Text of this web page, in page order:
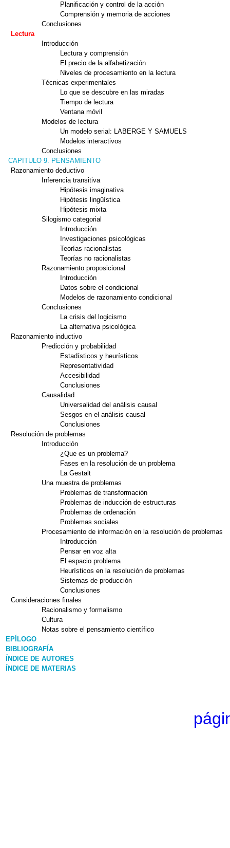
Planificación y control de la acción
Comprensión y memoria de acciones
Conclusiones
Lectura
Introducción
Lectura y comprensión
El precio de la alfabetización
Niveles de procesamiento en la lectura
Técnicas experimentales
Lo que se descubre en las miradas
Tiempo de lectura
Ventana móvil
Modelos de lectura
Un modelo serial: LABERGE Y SAMUELS
Modelos interactivos
Conclusiones
CAPITULO 9. PENSAMIENTO
Razonamiento deductivo
Inferencia transitiva
Hipótesis imaginativa
Hipótesis lingüística
Hipótesis mixta
Silogismo categorial
Introducción
Investigaciones psicológicas
Teorías racionalistas
Teorías no racionalistas
Razonamiento proposicional
Introducción
Datos sobre el condicional
Modelos de razonamiento condicional
Conclusiones
La crisis del logicismo
La alternativa psicológica
Razonamiento inductivo
Predicción y probabilidad
Estadísticos y heurísticos
Representatividad
Accesibilidad
Conclusiones
Causalidad
Universalidad del análisis causal
Sesgos en el análisis causal
Conclusiones
Resolución de problemas
Introducción
¿Que es un problema?
Fases en la resolución de un problema
La Gestalt
Una muestra de problemas
Problemas de transformación
Problemas de inducción de estructuras
Problemas de ordenación
Problemas sociales
Procesamiento de información en la resolución de problemas
Introducción
Pensar en voz alta
El espacio problema
Heurísticos en la resolución de problemas
Sistemas de producción
Conclusiones
Consideraciones finales
Racionalismo y formalismo
Cultura
Notas sobre el pensamiento científico
EPÍLOGO
BIBLIOGRAFÍA
ÍNDICE DE AUTORES
ÍNDICE DE MATERIAS